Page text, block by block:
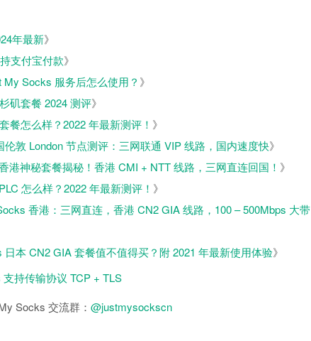
年最新》
支付宝付款》
Socks 服务后怎么使用？ 》
矶套餐 2024 测评》
餐怎么样？2022 年最新测评！ 》
敦 London 节点测评：三网联通 VIP 线路，国内速度快》
港神秘套餐揭秘！香港 CMI + NTT 线路，三网直连回国！ 》
怎么样？2022 年最新测评！ 》
香港：三网直连，香港 CN2 GIA 线路，100 – 500Mbps 大带
本 CN2 GIA 套餐值不值得买？附 2021 年最新使用体验》
持传输协议 TCP + TLS
Socks 交流群： @justmysockscn